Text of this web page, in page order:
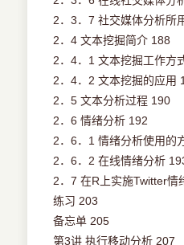
2．3．7 社交媒体分析所
2．4 文本挖掘简介 188
2．4．1 文本挖掘工作方
2．4．2 文本挖掘的应用
2．5 文本分析过程 190
2．6 情绪分析 192
2．6．1 情绪分析使用的
2．6．2 在线情绪分析
2．7 在R上实施Twitter情
练习 203
备忘单 205
第3讲 执行移动分析 207